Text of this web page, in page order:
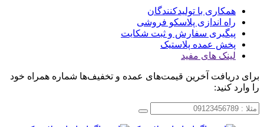
همکاری با تولیدکنندگان
راه اندازی پلاسکو فروشی
پیگیری سفارش و ثبت شکایت
پخش عمده پلاستیک
لینک های مفید
برای دریافت آخرین قیمت‌های عمده و تخفیف‌ها شماره همراه خود
را وارد کنید: